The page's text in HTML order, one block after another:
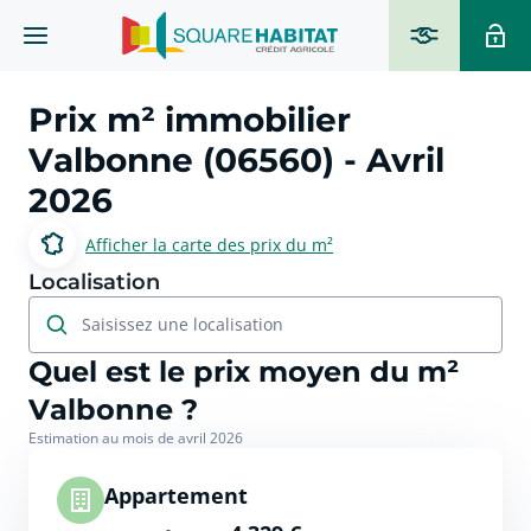
Prix m² immobilier
Valbonne (06560) - Avril
2026
Afficher la carte des prix du m²
Localisation
Saisissez une localisation
Quel est le prix moyen du m²
Valbonne ?
Estimation au mois de avril 2026
Appartement